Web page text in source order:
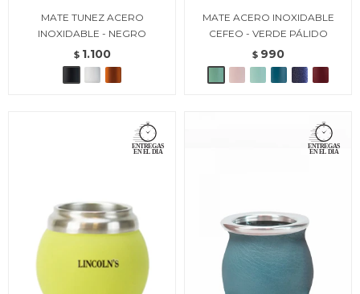
MATE TUNEZ ACERO
INOXIDABLE - NEGRO
$ 1.100
MATE ACERO INOXIDABLE
CEFEO - VERDE PÁLIDO
$ 990